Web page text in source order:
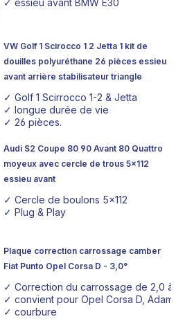
✓ essieu avant BMW E30
VW Golf 1 Scirocco 1 2 Jetta 1 kit de
douilles polyuréthane 26 pièces essieu
avant arrière stabilisateur triangle
✓ Golf 1 Scirrocco 1-2 & Jetta
✓ longue durée de vie
✓ 26 pièces.
Audi S2 Coupe 80 90 Avant 80 Quattro
moyeux avec cercle de trous 5x112
essieu avant
✓ Cercle de boulons 5x112
✓ Plug & Play
Plaque correction carrossage camber
Fiat Punto Opel Corsa D - 3,0°
✓ Correction du carrossage de 2,0 à
✓ convient pour Opel Corsa D, Adam,
✓ courbure